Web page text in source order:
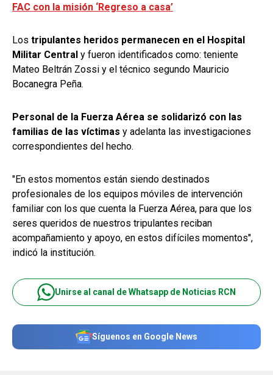
FAC con la misión ‘Regreso a casa’
Los tripulantes heridos permanecen en el Hospital
Militar Central y fueron identificados como: teniente
Mateo Beltrán Zossi y el técnico segundo Mauricio
Bocanegra Peña.
Personal de la Fuerza Aérea se solidarizó con las
familias de las víctimas y adelanta las investigaciones
correspondientes del hecho.
"En estos momentos están siendo destinados
profesionales de los equipos móviles de intervención
familiar con los que cuenta la Fuerza Aérea, para que los
seres queridos de nuestros tripulantes reciban
acompañamiento y apoyo, en estos difíciles momentos",
indicó la institución.
Unirse al canal de Whatsapp de Noticias RCN
Síguenos en Google News